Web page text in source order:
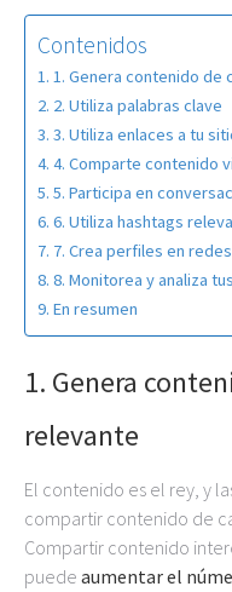
Contenidos
1. Genera contenido de
2. Utiliza palabras clave
3. Utiliza enlaces a tu
4. Comparte contenido
5. Participa en
6. Utiliza hashtags
7. Crea perfiles en
8. Monitorea y analiza
En resumen
1. Genera
relevante
El contenido es el rey, y
compartir contenido de
Compartir contenido
puede aumentar el